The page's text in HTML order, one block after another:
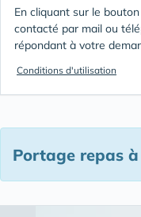
En cliquant sur le
contacté par mail ou
répondant à votre
Conditions d'utilisation
Portage repas